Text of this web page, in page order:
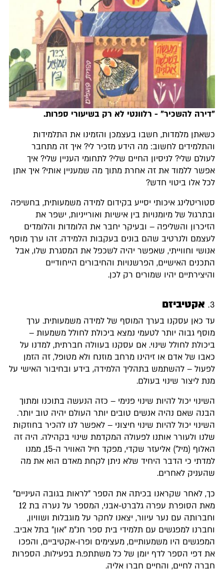
"דירה להשכיר" - רלוונטי לא רק בשיעורי ספרות.
כשאתן מלמדות, חשבו בעצמכן והזמינו את התלמידות
והתלמידים לחשוב: מה הידע מזכיר לי? איך זה מתחבר
לעולם שלי? לניסיון החיים שלי? לתחומי העניין שלי? איך
אפשר ללמוד את זה אחרת מתוך מה שמעניין אותי? איך אתן
לכל אלו ביטוי חדש?
סטוריטלינג איכותי יסייע בקידום למידה משמעותית, בחשיפה
ובתרגול של מיומנויות בין אישיות ואורייניות, ישפר את
הזיכרון והשליפה – ובעיקר יחבר את הלומדות והלומדים
לעצמם ולנרטיב שהם בונים בעקבות הלמידה. זהו ערך מוסף
אנושי וחווייתי, שאפשר יהיה לשכפל את המסגרת שלו, אבל
התכנים האישיים, הפרשנויות והחיבורים הייחודיים
והיצירתיים יהיו שמורים רק לכן.
אקטיביזם
עד כאן עסקנו בערך המוסף של למידה משמעותית. ערך
מוסף גבוה יותר לטעמי נמצא ביכולת לחולל משמעות –
ביכולת לחולל שינוי. אם עסקנו בעוולה חברתית, למדנו על
כאבו של אדם או זיהינו מרחב מוזנח ולא מטופל, זה הזמן
לפעול – להשתמש בתהליך הלמידה, בידע ובחיבור האישי על
מנת ליצור שינוי בעולם.
השינוי יכול להיות שינוי פנימי – כזה הנעשה בתוכנו ומתוך
הבנה שאם נהיה אנשים טובים יותר העולם יהיה טוב יותר.
השינוי יכול להיות שינוי חיצוני – לאפשר לנו להכיר בחוזקות
שלנו ולעורר אותנו לפעולה המקדמת שינוי בקהילה. היה זה
האלוף (מיל׳) אליעזר שקדי, מפקד חיל האוויר ה-15, ממנו
למדתי כי הדבר היחיד שלא ניתן לקחת מאדם הוא את מה
שהעניק לאחרים.
כך, לאחר שקראנו בכיתה את הספר "לראות בגובה העיניים"
מאת הסופרת עפרה גלברט-אבני, המספר על נערה בת 12
וחברותה עם נער עיוור, יצאנו לחקר על מוגבלות ושוויון,
וחברנו למפגשים עם תלמידי בית ספר חנ"מ "און" בתל אביב.
המפגשים היו משמעותיים, מעצימים ופרו-אקטיביים, והפכו
את דפי הספר לדף יומן של כל משתתפ.ת בפעילות. הספרות
חברה לחיים, והחיים חברו אליה.